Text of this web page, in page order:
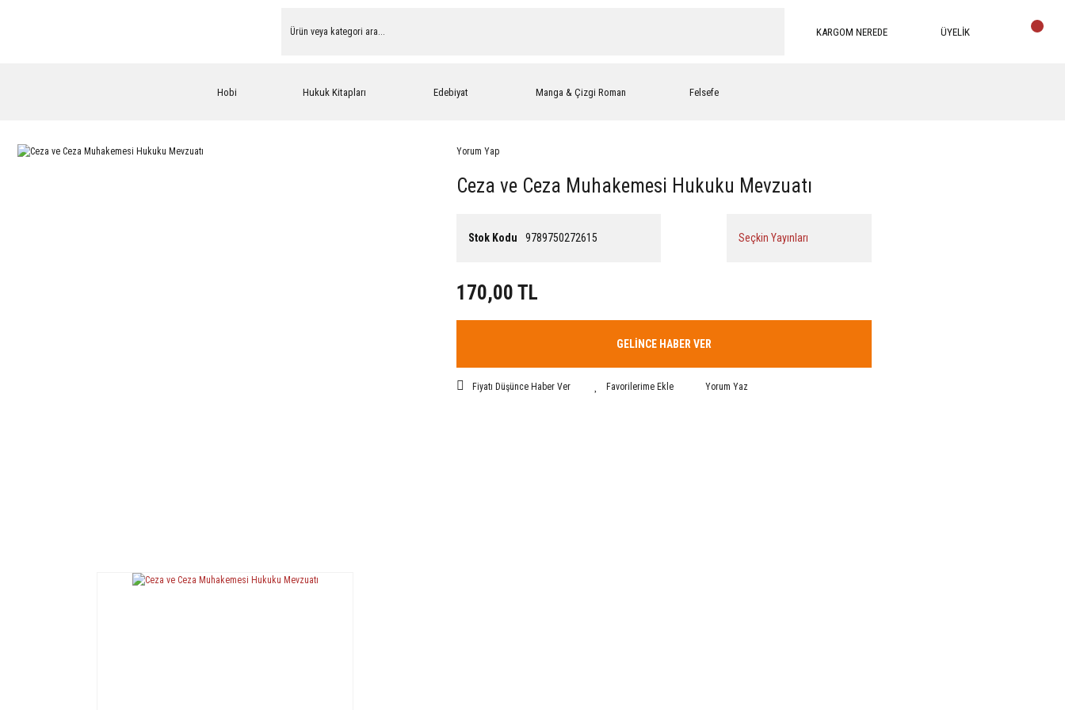
KARGOM NEREDE ÜYELİK
Hobi Hukuk Kitapları Edebiyat Manga & Çizgi Roman Felsefe
Yorum Yap
Ceza ve Ceza Muhakemesi Hukuku Mevzuatı
Stok Kodu 9789750272615 Seçkin Yayınları
170,00 TL
GELİNCE HABER VER
Fiyatı Düşünce Haber Ver Yorum Yaz